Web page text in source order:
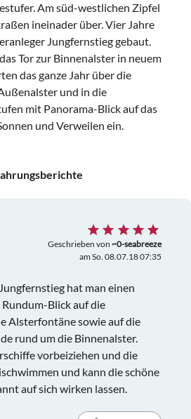
Am süd-westlichen Zipfel
ineinader über. Vier Jahre
Jungfernstieg gebaut.
Tor zur Binnenalster in neuem
das ganze Jahr über die
und in die
mit Panorama-Blick auf das
und Verweilen ein.
Geschrieben von ~0-seabreeze
am So. 08.07.18 07:35
hat man einen
Blick auf die
Alsterfontäne sowie auf die
rund um die Binnenalster.
vorbeiziehen und die
und kann die schöne
auf sich wirken lassen.